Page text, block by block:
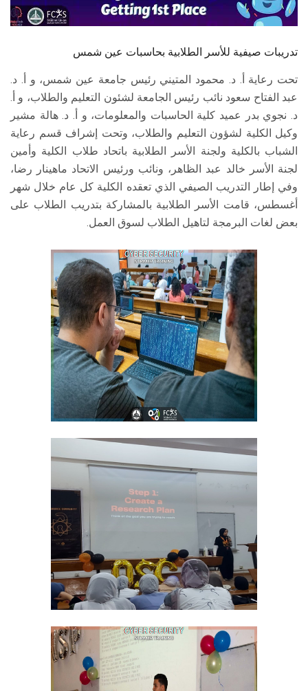
الموظفون
سجل الان
تدريبات صيفية للأسر الطلابية بحاسبات عين شمس
تحت رعاية أ. د. محمود المتيني رئيس جامعة عين شمس، و أ. د.
عبد الفتاح سعود نائب رئيس الجامعة لشئون التعليم والطلاب، و أ.
د. نجوي بدر عميد كلية الحاسبات والمعلومات، و أ. د. هالة مشير
وكيل الكلية لشؤون التعليم والطلاب، وتحت إشراف قسم رعاية
الشباب بالكلية ولجنة الأسر الطلابية باتحاد طلاب الكلية وأمين
لجنة الأسر خالد عبد الظاهر، ونائب ورئيس الاتحاد ماهينار رضا،
وفي إطار التدريب الصيفي الذي تعقده الكلية كل عام خلال شهر
أغسطس، قامت الأسر الطلابية بالمشاركة بتدريب الطلاب على
بعض لغات البرمجة لتاهيل الطلاب لسوق العمل.